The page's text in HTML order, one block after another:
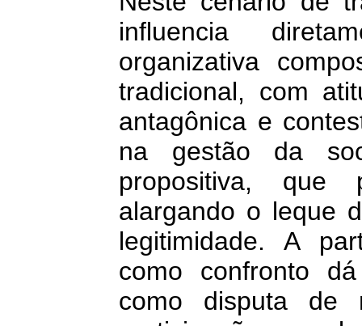
influencia
organizativa
tradicional, com
antagônica e
na gestão da
propositiva, que
alargando o leque
legitimidade. A
como confronto
como disputa de